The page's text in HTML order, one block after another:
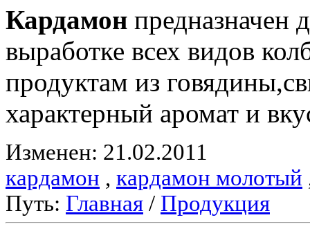
Кардамон предназначен
выработке всех видов
продуктам из
характерный аромат и
Изменен: 21.02.2011
кардамон , кардамон молотый
Путь: Главная / Продукция